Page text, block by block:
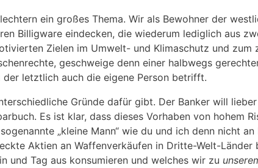
ein großes Thema. Wir als Bewohner der
Billigware eindecken, die wiederum lediglich aus
Zielen im Umwelt- und Klimaschutz und zum
geschweige denn einer halbwegs
der letztlich auch die eigene Person betrifft.
Gründe dafür gibt. Der Banker will
Es ist klar, dass dieses Vorhaben von hohem
„kleine Mann“ wie du und ich denn nicht
Aktien an Waffenverkäufen in Dritte-Welt-
und Tag aus konsumieren und welches wir zu